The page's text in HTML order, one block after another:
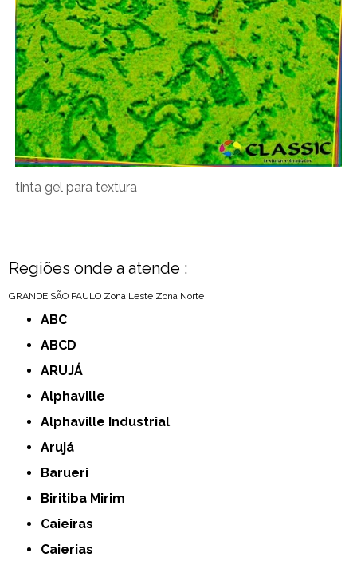
tinta gel para textura
Regiões onde a atende :
GRANDE SÃO PAULO Zona Leste Zona Norte
ABC
ABCD
ARUJÁ
Alphaville
Alphaville Industrial
Arujá
Barueri
Biritiba Mirim
Caieiras
Caierias